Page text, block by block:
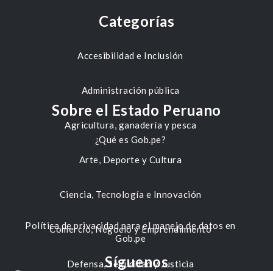
Categorías
Accesibilidad e Inclusión
Administración pública
Agricultura, ganadería y pesca
Arte, Deporte y Cultura
Ciencia, Tecnología e Innovación
Comercio, Negocio y Emprendimiento
Defensa, Seguridad y Justicia
Sobre el Estado Peruano
¿Qué es Gob.pe?
Política de privacidad para el manejo de datos en
Gob.pe
Síguenos